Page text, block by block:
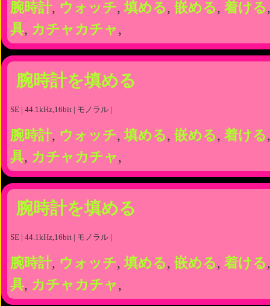
腕時計, ウォッチ,填める, 嵌める, 着ける
具, カチャカチャ,
腕時計を填める
SE | 44.1kHz,16bit | モノラル |
腕時計, ウォッチ,填める, 嵌める, 着ける
具, カチャカチャ,
腕時計を填める
SE | 44.1kHz,16bit | モノラル |
腕時計, ウォッチ,填める, 嵌める, 着ける
具, カチャカチャ,